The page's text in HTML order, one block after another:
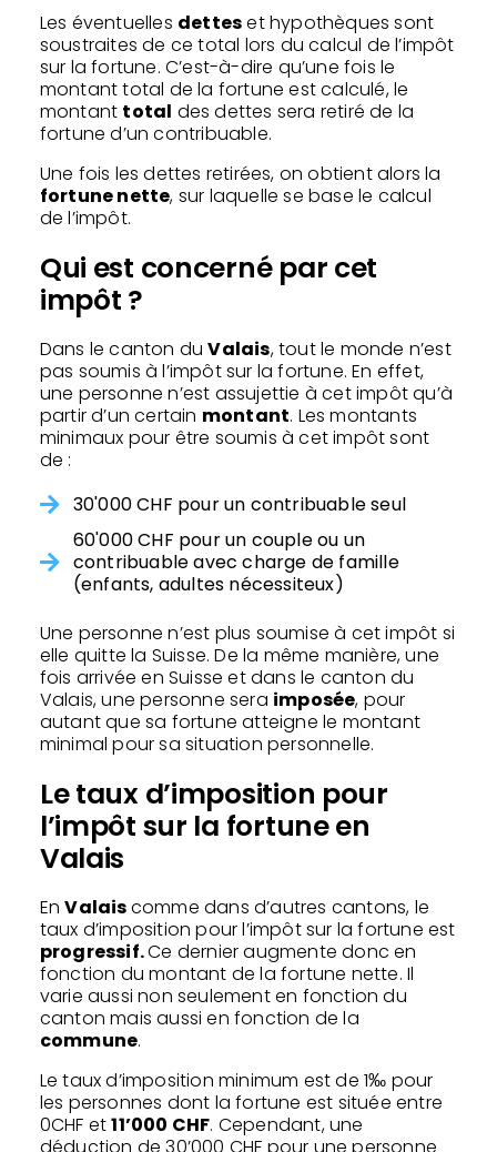
Les éventuelles detteset hypothèques sont
soustraites de ce total lors du calcul de l’impôt
sur la fortune. C’est-à-dire qu’une fois le
montant total de la fortune est calculé, le
montant total des dettes sera retiré de la
fortune d’un contribuable.
Une fois les dettes retirées, on obtient alors la
fortune nette, sur laquelle se base le calcul
de l’impôt.
Qui est concerné par cet
impôt ?
Dans le canton duValais, tout le monde n’est
pas soumis à l’impôt sur la fortune. En effet,
une personne n’est assujettie à cet impôt qu’à
partir d’un certain montant. Les montants
minimaux pour être soumis à cet impôt sont
de :
30'000 CHF pour un contribuable seul
60'000 CHF pour un couple ou un
contribuable avec charge de famille
(enfants, adultes nécessiteux)
Une personne n’est plus soumise à cet impôt si
elle quitte la Suisse. De la même manière, une
fois arrivée en Suisse et dans le canton du
Valais, une personne sera imposée, pour
autant que sa fortune atteigne le montant
minimal pour sa situation personnelle.
Le taux d’imposition pour
l’impôt sur la fortune en
Valais
EnValaiscomme dans d’autres cantons, le
taux d’imposition pour l’impôt sur la fortune est
progressif.Ce dernier augmente donc en
fonction du montant de la fortune nette. Il
varie aussi non seulement en fonction du
canton mais aussi en fonction de la
commune.
Le taux d’imposition minimum est de 1‰ pour
les personnes dont la fortune est située entre
0CHF et11’000 CHF. Cependant, une
déduction de 30’000 CHF pour une personne